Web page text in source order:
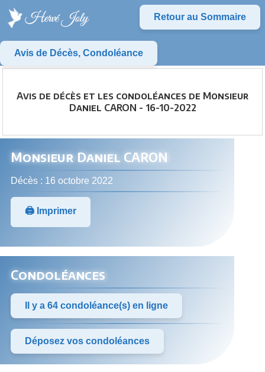
Retour au Sommaire
Avis de Décès, Condoléance
Avis de décès et les condoléances de Monsieur
Daniel CARON - 16-10-2022
Monsieur Daniel CARON
Décès : 16 octobre 2022
🖨️ Imprimer
Condoléances
Il y a 64 condoléance(s) en ligne
Déposez vos condoléances